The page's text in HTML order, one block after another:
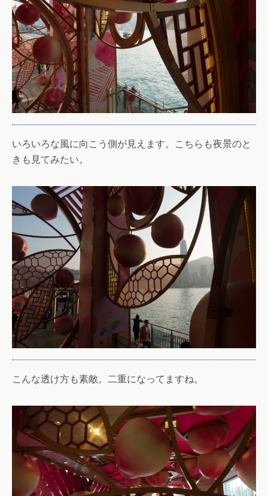
いろいろな風に向こう側が見えます。こちらも夜景のと
きも見てみたい。
こんな透け方も素敵。二重になってますね。